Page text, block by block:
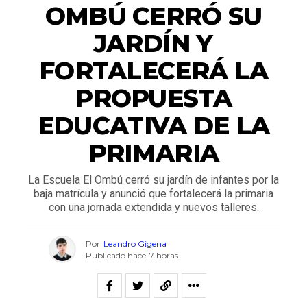
OMBÚ CERRÓ SU
JARDÍN Y
FORTALECERÁ LA
PROPUESTA
EDUCATIVA DE LA
PRIMARIA
La Escuela El Ombú cerró su jardín de infantes por la
baja matrícula y anunció que fortalecerá la primaria
con una jornada extendida y nuevos talleres.
Por Leandro Gigena
Publicado hace 7 horas